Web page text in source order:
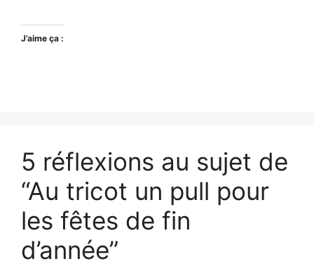
J’aime ça :
5 réflexions au sujet de
“Au tricot un pull pour
les fêtes de fin
d’année”